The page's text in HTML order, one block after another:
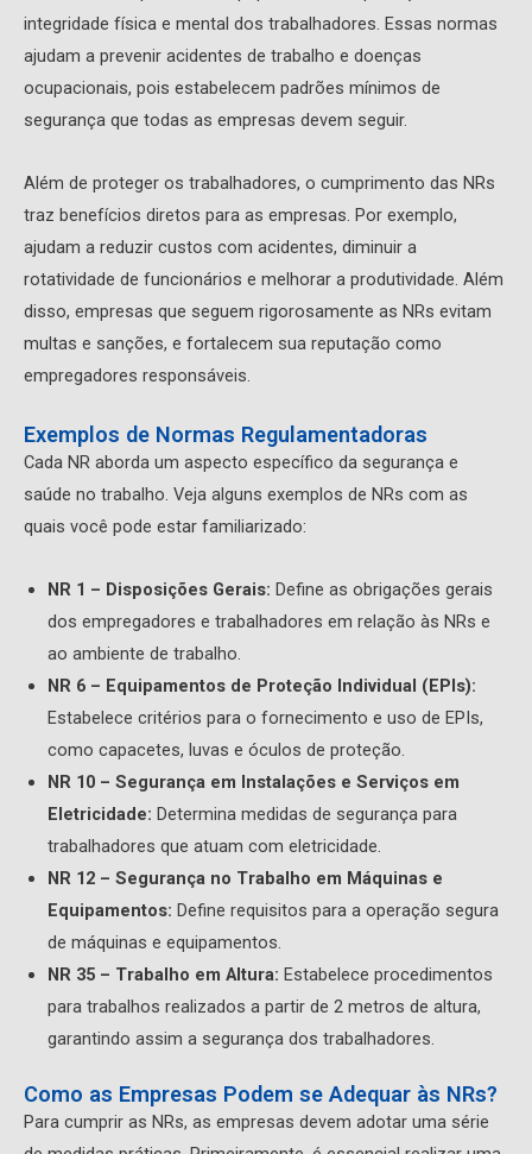
integridade física e mental dos trabalhadores. Essas normas
ajudam a prevenir acidentes de trabalho e doenças
ocupacionais, pois estabelecem padrões mínimos de
segurança que todas as empresas devem seguir.
Além de proteger os trabalhadores, o cumprimento das NRs
traz benefícios diretos para as empresas. Por exemplo,
ajudam a reduzir custos com acidentes, diminuir a
rotatividade de funcionários e melhorar a produtividade. Além
disso, empresas que seguem rigorosamente as NRs evitam
multas e sanções, e fortalecem sua reputação como
empregadores responsáveis.
Exemplos de Normas Regulamentadoras
Cada NR aborda um aspecto específico da segurança e
saúde no trabalho. Veja alguns exemplos de NRs com as
quais você pode estar familiarizado:
NR 1 – Disposições Gerais: Define as obrigações gerais
dos empregadores e trabalhadores em relação às NRs e
ao ambiente de trabalho.
NR 6 – Equipamentos de Proteção Individual (EPIs):
Estabelece critérios para o fornecimento e uso de EPIs,
como capacetes, luvas e óculos de proteção.
NR 10 – Segurança em Instalações e Serviços em
Eletricidade: Determina medidas de segurança para
trabalhadores que atuam com eletricidade.
NR 12 – Segurança no Trabalho em Máquinas e
Equipamentos: Define requisitos para a operação segura
de máquinas e equipamentos.
NR 35 – Trabalho em Altura: Estabelece procedimentos
para trabalhos realizados a partir de 2 metros de altura,
garantindo assim a segurança dos trabalhadores.
Como as Empresas Podem se Adequar às NRs?
Para cumprir as NRs, as empresas devem adotar uma série